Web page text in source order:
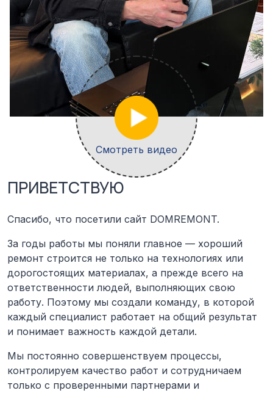
Смотреть видео
ПРИВЕТСТВУЮ
Спасибо, что посетили сайт DOMREMONT.
За годы работы мы поняли главное — хороший
ремонт строится не только на технологиях или
дорогостоящих материалах, а прежде всего на
ответственности людей, выполняющих свою
работу. Поэтому мы создали команду, в которой
каждый специалист работает на общий результат
и понимает важность каждой детали.
Мы постоянно совершенствуем процессы,
контролируем качество работ и сотрудничаем
только с проверенными партнерами и